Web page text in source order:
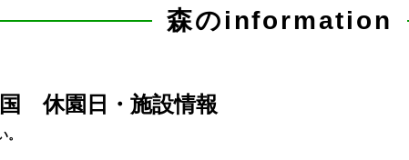
森のinformation
国 休園日・施設情報